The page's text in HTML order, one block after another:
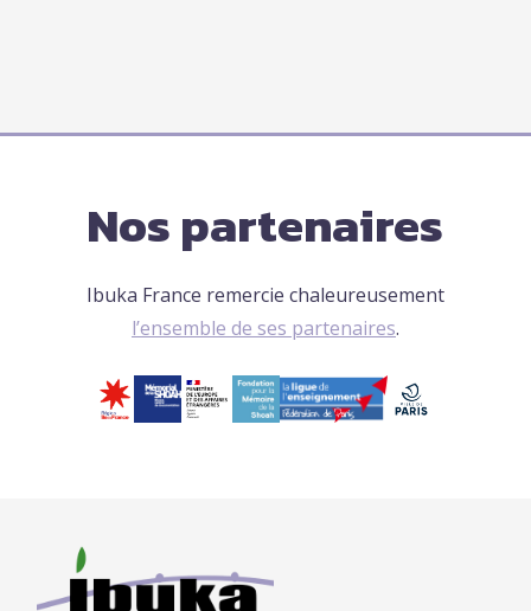
Nos partenaires
Ibuka France remercie chaleureusement
l’ensemble de ses partenaires.